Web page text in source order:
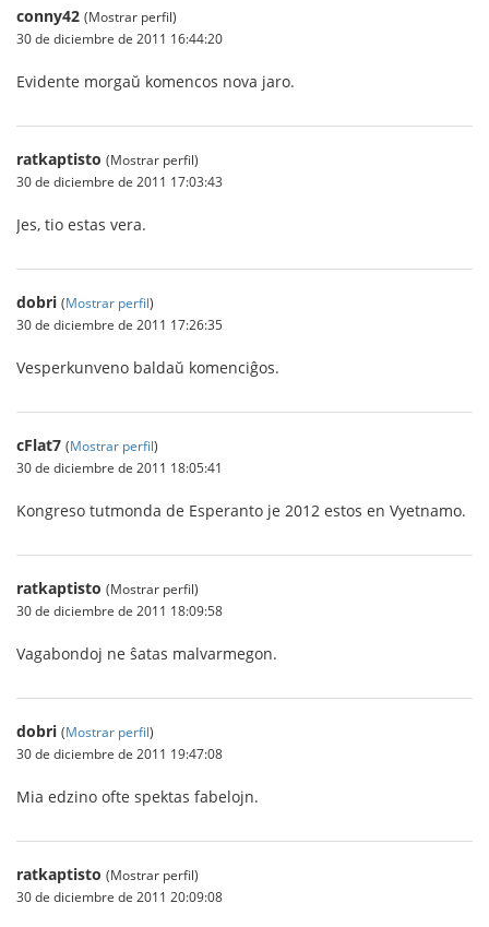
conny42 (Mostrar perfil)
30 de diciembre de 2011 16:44:20
Evidente morgaŭ komencos nova jaro.
ratkaptisto (Mostrar perfil)
30 de diciembre de 2011 17:03:43
Jes, tio estas vera.
dobri (Mostrar perfil)
30 de diciembre de 2011 17:26:35
Vesperkunveno baldaŭ komenciĝos.
cFlat7 (Mostrar perfil)
30 de diciembre de 2011 18:05:41
Kongreso tutmonda de Esperanto je 2012 estos en Vyetnamo.
ratkaptisto (Mostrar perfil)
30 de diciembre de 2011 18:09:58
Vagabondoj ne ŝatas malvarmegon.
dobri (Mostrar perfil)
30 de diciembre de 2011 19:47:08
Mia edzino ofte spektas fabelojn.
ratkaptisto (Mostrar perfil)
30 de diciembre de 2011 20:09:08